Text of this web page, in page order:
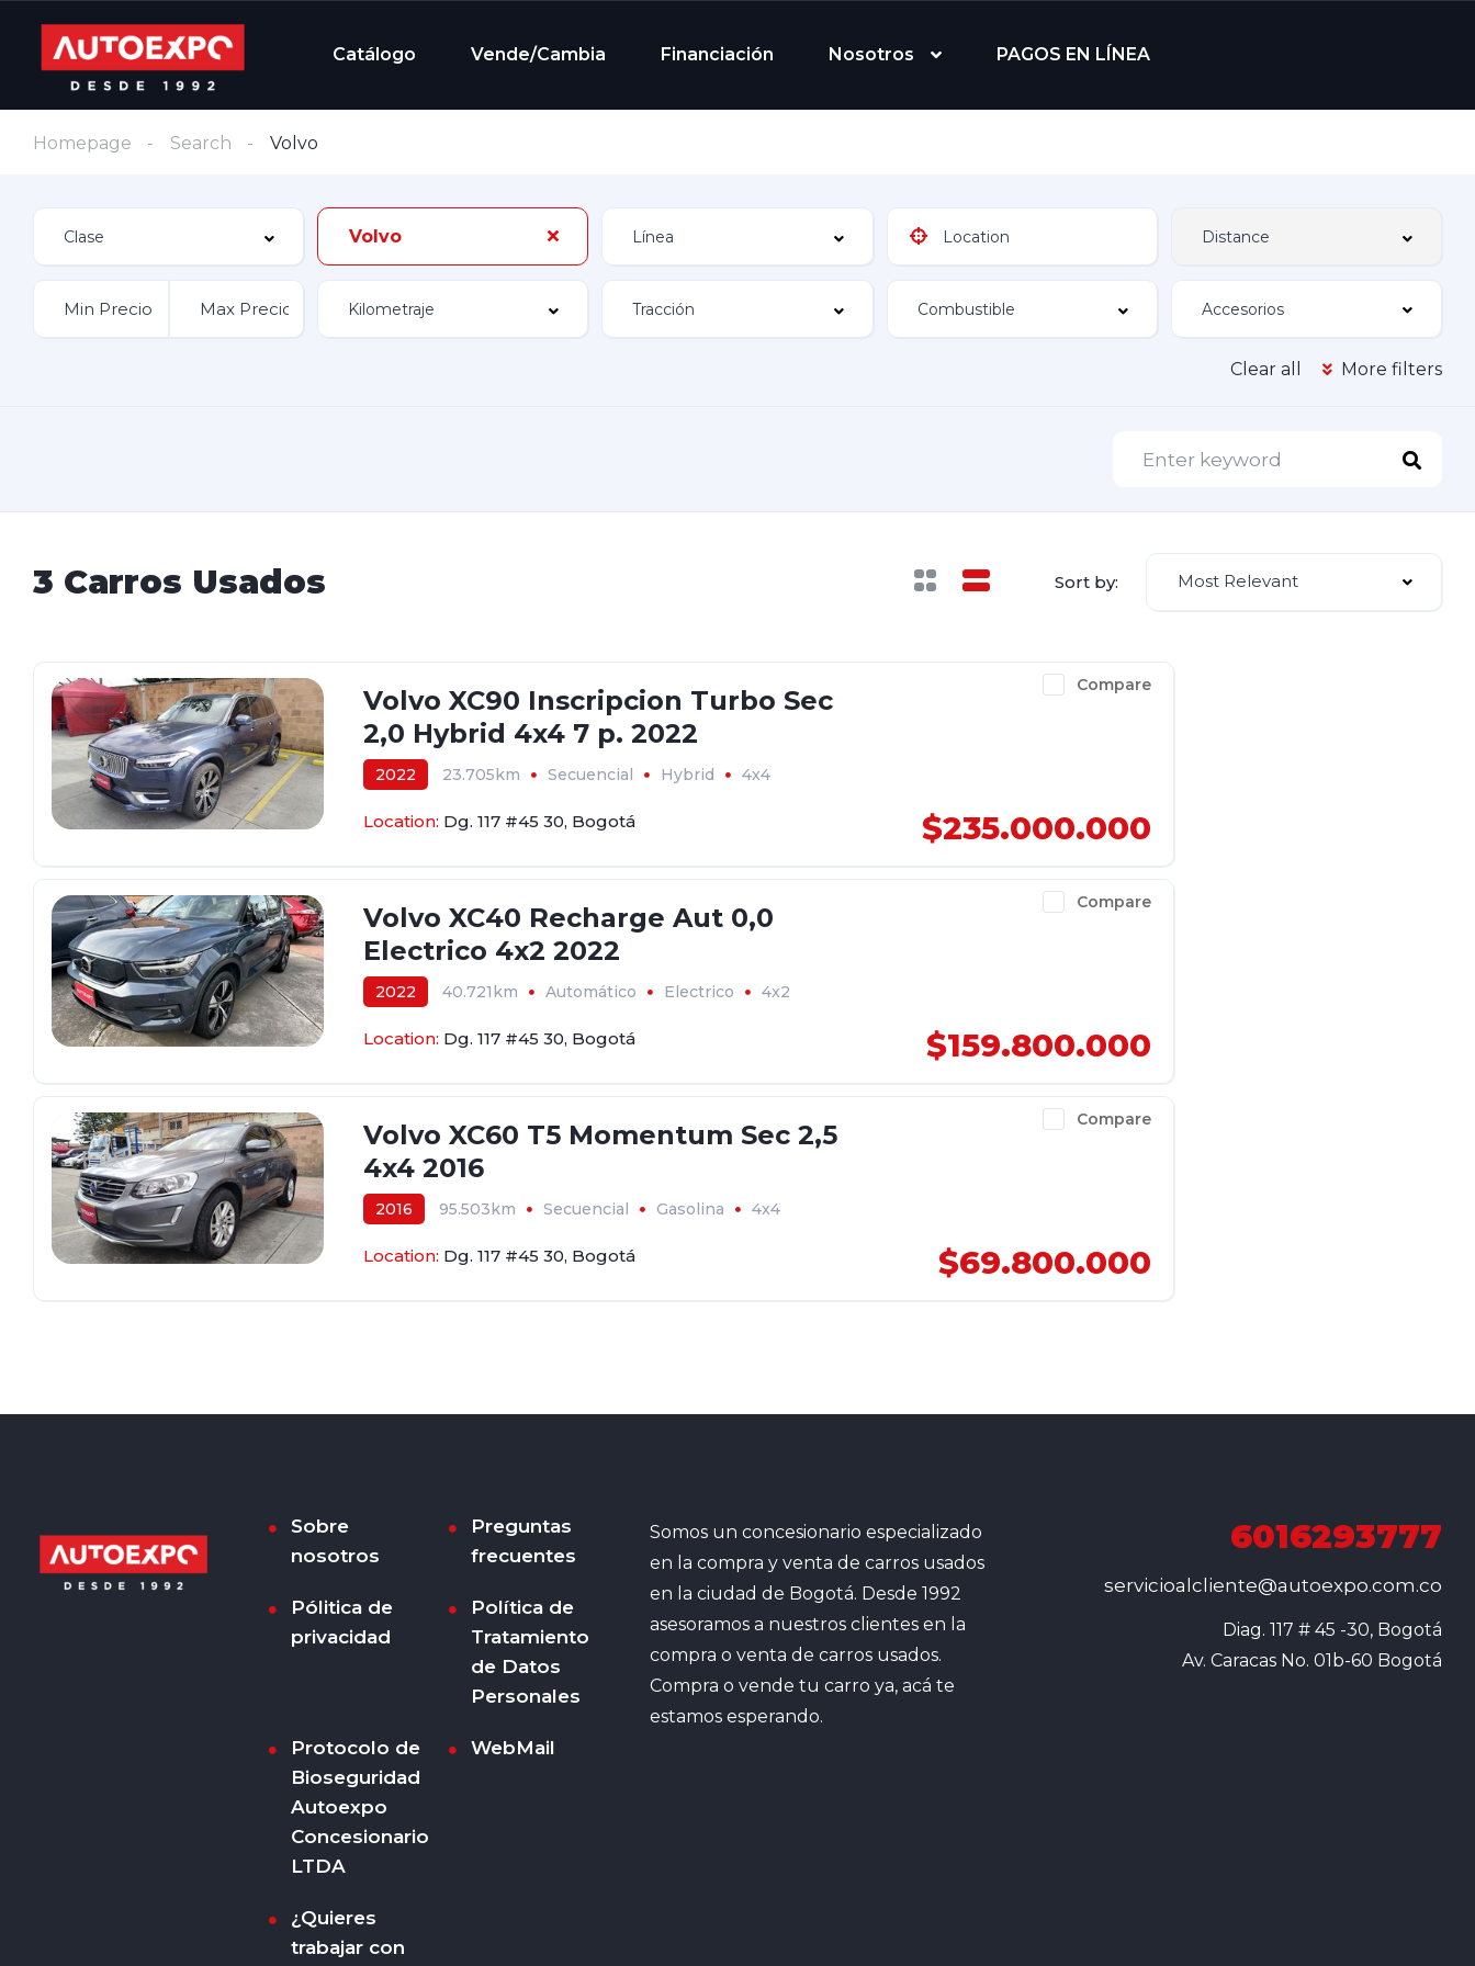
Catálogo Vende/Cambia Financiación Nosotros PAGOS EN LÍNEA
Homepage Search Volvo
Volvo
Accesorios
Clear all More filters
3 Carros Usados Sort by: Most Relevant
Compare
Volvo XC90 Inscripcion Turbo Sec
2,0 Hybrid 4x4 7 p. 2022
2022 23.705km Secuencial Hybrid
4x4
Location: Dg. 117 #45 30, Bogotá $235.000.000
Compare
Volvo XC40 Recharge Aut 0,0
Electrico 4x2 2022
2022 40.721km Automático Electrico
4x2
Location: Dg. 117 #45 30, Bogotá $159.800.000
Compare
Volvo XC60 T5 Momentum Sec 2,5
4x4 2016
2016 95.503km Secuencial Gasolina
4x4
Location: Dg. 117 #45 30, Bogotá $69.800.000
Sobre
nosotros
Preguntas
frecuentes
Pólitica de
privacidad
Política de
Tratamiento
de Datos
Personales
Protocolo de
Bioseguridad
Autoexpo
Concesionario
LTDA
WebMail
¿Quieres
trabajar con
Somos un concesionario especializado
en la compra y venta de carros usados
en la ciudad de Bogotá. Desde 1992
asesoramos a nuestros clientes en la
compra o venta de carros usados.
Compra o vende tu carro ya, acá te
estamos esperando.
6016293777
servicioalcliente@autoexpo.com.co
Diag. 117 # 45 -30, Bogotá
Av. Caracas No. 01b-60 Bogotá